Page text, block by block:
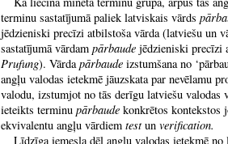
terminu sastatījumā paliek latviskais vārds
jēdzieniski precīzi atbilstoša vārda (latviešu un
sastatījumā vārdam pārbaude jēdzieniski precīzi
Prufung). Vārdapārbaude izstumšana no
angļu valodas ietekmē jāuzskata par nevēlamu
valodu, izstumjot no tās derīgu latviešu valodas
ieteikts terminu pārbaude konkrētos kontekstos
ekvivalentu angļu vārdiem testun verification.
Līdzīga iemesla dēļ angļu valodas ietekmē